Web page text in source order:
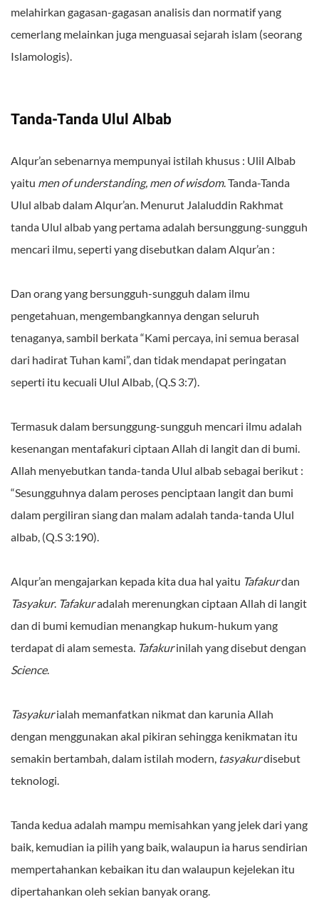
melahirkan gagasan-gagasan analisis dan normatif yang
cemerlang melainkan juga menguasai sejarah islam (seorang
Islamologis).
Tanda-Tanda Ulul Albab
Alqur’an sebenarnya mempunyai istilah khusus : Ulil Albab
yaitu men of understanding, men of wisdom. Tanda-Tanda
Ulul albab dalam Alqur’an. Menurut Jalaluddin Rakhmat
tanda Ulul albab yang pertama adalah bersunggung-sungguh
mencari ilmu, seperti yang disebutkan dalam Alqur’an :
Dan orang yang bersungguh-sungguh dalam ilmu
pengetahuan, mengembangkannya dengan seluruh
tenaganya, sambil berkata “Kami percaya, ini semua berasal
dari hadirat Tuhan kami”, dan tidak mendapat peringatan
seperti itu kecuali Ulul Albab, (Q.S 3:7).
Termasuk dalam bersunggung-sungguh mencari ilmu adalah
kesenangan mentafakuri ciptaan Allah di langit dan di bumi.
Allah menyebutkan tanda-tanda Ulul albab sebagai berikut :
“Sesungguhnya dalam peroses penciptaan langit dan bumi
dalam pergiliran siang dan malam adalah tanda-tanda Ulul
albab, (Q.S 3:190).
Alqur’an mengajarkan kepada kita dua hal yaitu Tafakurdan
Tasyakur. Tafakuradalah merenungkan ciptaan Allah di langit
dan di bumi kemudian menangkap hukum-hukum yang
terdapat di alam semesta. Tafakurinilah yang disebut dengan
Science.
Tasyakurialah memanfatkan nikmat dan karunia Allah
dengan menggunakan akal pikiran sehingga kenikmatan itu
semakin bertambah, dalam istilah modern, tasyakurdisebut
teknologi.
Tanda kedua adalah mampu memisahkan yang jelek dari yang
baik, kemudian ia pilih yang baik, walaupun ia harus sendirian
mempertahankan kebaikan itu dan walaupun kejelekan itu
dipertahankan oleh sekian banyak orang.